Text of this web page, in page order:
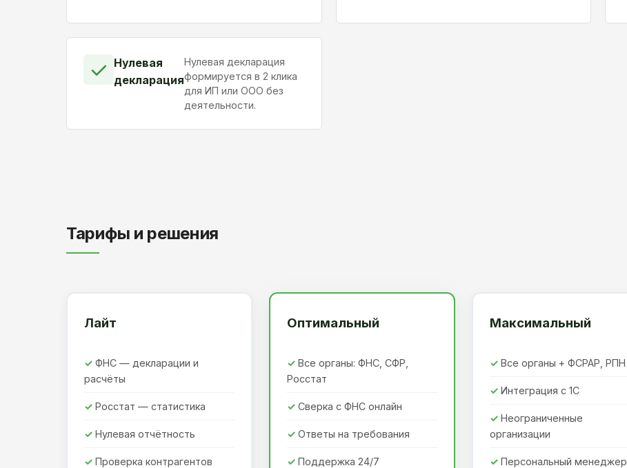
✓ Нулевая
декларация
Нулевая декларация
формируется в 2 клика
для ИП или ООО без
деятельности.
Тарифы и решения
Лайт
ФНС — декларации и
расчёты
Росстат — статистика
Нулевая отчётность
Проверка контрагентов
Оптимальный
Все органы: ФНС, СФР,
Росстат
Сверка с ФНС онлайн
Ответы на требования
Поддержка 24/7
Максимальный
Все органы + ФСРАР, РПН
Интеграция с 1С
Неограниченные
организации
Персональный менеджер